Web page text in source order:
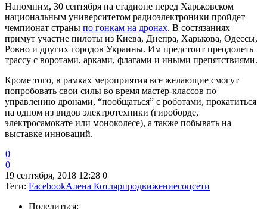
Напомним, 30 сентября на стадионе перед Харьковском
национальным университетом радиоэлектроники пройдет
чемпионат страны по гонкам на дронах. В состязаниях
примут участие пилоты из Киева, Днепра, Харькова, Одессы,
Ровно и других городов Украины. Им предстоит преодолеть
трассу с воротами, арками, флагами и иными препятствиями.
Кроме того, в рамках мероприятия все желающие смогут
попробовать свои силы во время мастер-классов по
управлению дронами, “пообщаться” с роботами, прокатиться
на одном из видов электротехники (гироборде,
электросамокате или моноколесе), а также побывать на
выставке инноваций.
0
0
19 сентября, 2018 12:28 0
Теги: FacebookАлена Котлярпродвижениесоцсети
Поделиться: